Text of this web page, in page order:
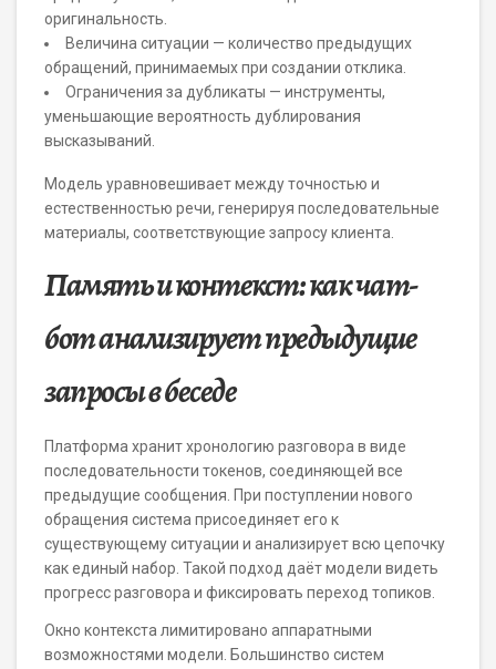
оригинальность.
Величина ситуации — количество предыдущих
обращений, принимаемых при создании отклика.
Ограничения за дубликаты — инструменты,
уменьшающие вероятность дублирования
высказываний.
Модель уравновешивает между точностью и
естественностью речи, генерируя последовательные
материалы, соответствующие запросу клиента.
Память и контекст: как чат-
бот анализирует предыдущие
запросы в беседе
Платформа хранит хронологию разговора в виде
последовательности токенов, соединяющей все
предыдущие сообщения. При поступлении нового
обращения система присоединяет его к
существующему ситуации и анализирует всю цепочку
как единый набор. Такой подход даёт модели видеть
прогресс разговора и фиксировать переход топиков.
Окно контекста лимитировано аппаратными
возможностями модели. Большинство систем